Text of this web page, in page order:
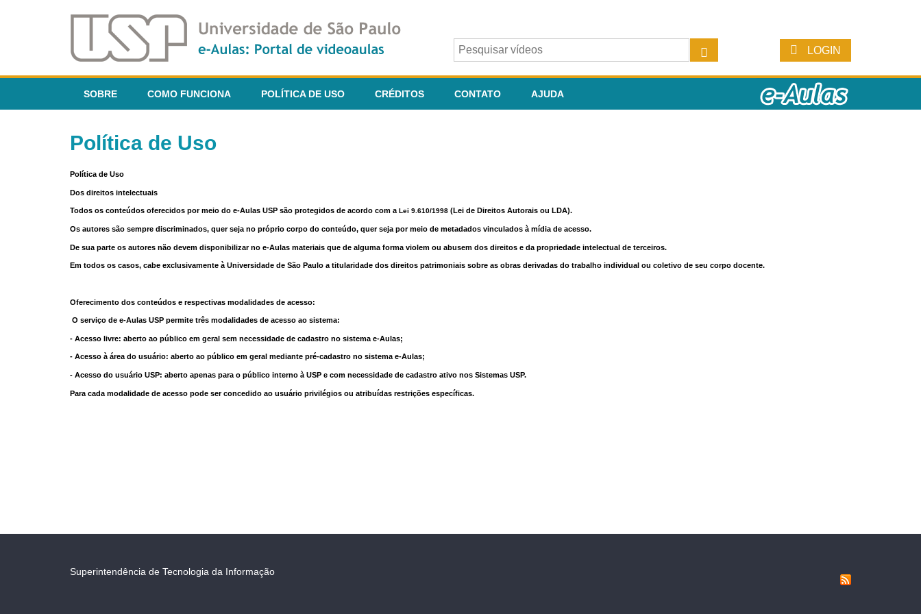
LOGIN
SOBRE COMO FUNCIONA POLÍTICA DE USO CRÉDITOS CONTATO AJUDA
Política de Uso
Política de Uso
Dos direitos intelectuais
Todos os conteúdos oferecidos por meio do e-Aulas USP são protegidos de acordo com a Lei 9.610/1998 (Lei de Direitos Autorais ou LDA).
Os autores são sempre discriminados, quer seja no próprio corpo do conteúdo, quer seja por meio de metadados vinculados à mídia de acesso.
De sua parte os autores não devem disponibilizar no e-Aulas materiais que de alguma forma violem ou abusem dos direitos e da propriedade intelectual de terceiros.
Em todos os casos, cabe exclusivamente à Universidade de São Paulo a titularidade dos direitos patrimoniais sobre as obras derivadas do trabalho individual ou coletivo de seu corpo docente.
Oferecimento dos conteúdos e respectivas modalidades de acesso:
O serviço de e-Aulas USP permite três modalidades de acesso ao sistema:
- Acesso livre: aberto ao público em geral sem necessidade de cadastro no sistema e-Aulas;
- Acesso à área do usuário: aberto ao público em geral mediante pré-cadastro no sistema e-Aulas;
- Acesso do usuário USP: aberto apenas para o público interno à USP e com necessidade de cadastro ativo nos Sistemas USP.
Para cada modalidade de acesso pode ser concedido ao usuário privilégios ou atribuídas restrições específicas.
Superintendência de Tecnologia da Informação